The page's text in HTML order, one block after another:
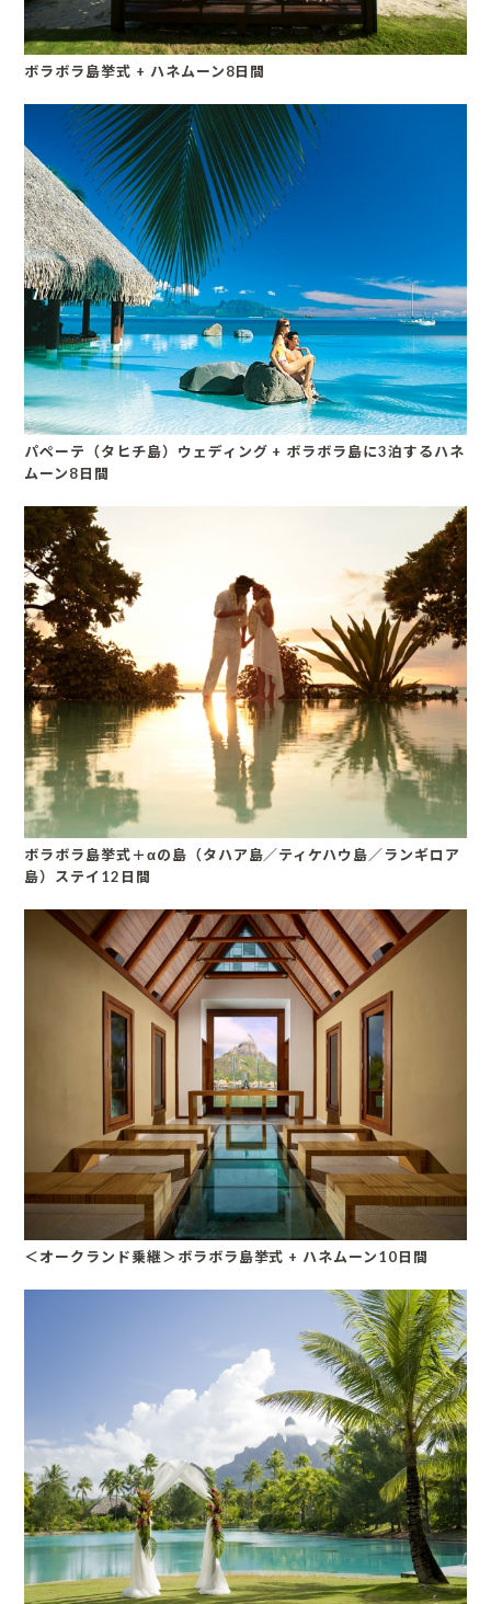
ボラボラ島挙式 + ハネムーン8日間
パペーテ（タヒチ島）ウェディング + ボラボラ島に3泊するハネ
ムーン8日間
ボラボラ島挙式＋αの島（タハア島／ティケハウ島／ランギロア
島）ステイ12日間
＜オークランド乗継＞ボラボラ島挙式 + ハネムーン10日間